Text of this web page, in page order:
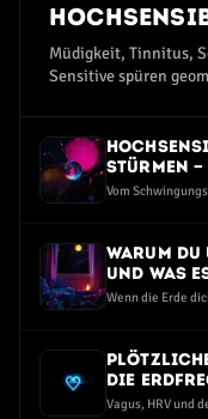
Müdigkeit, Tinnitus,
Sensitive spüren
Stürmen —
Vom
Warum
und was
zu tun hat
Wenn die Erde
Plötzliche
die
trifft
Vagus, HRV und